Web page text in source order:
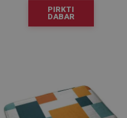
PIRKTI
DABAR